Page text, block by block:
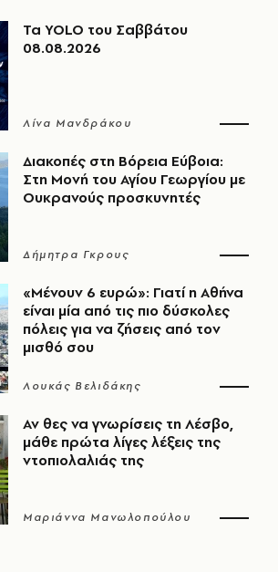
Τα YOLO του Σαββάτου
08.08.2026
Λίνα Μανδράκου
Διακοπές στη Βόρεια Εύβοια:
Στη Μονή του Αγίου Γεωργίου με
Ουκρανούς προσκυνητές
Δήμητρα Γκρους
«Μένουν 6 ευρώ»: Γιατί η Αθήνα
είναι μία από τις πιο δύσκολες
πόλεις για να ζήσεις από τον
μισθό σου
Λουκάς Βελιδάκης
Αν θες να γνωρίσεις τη Λέσβο,
μάθε πρώτα λίγες λέξεις της
ντοπιολαλιάς της
Μαριάννα Μανωλοπούλου